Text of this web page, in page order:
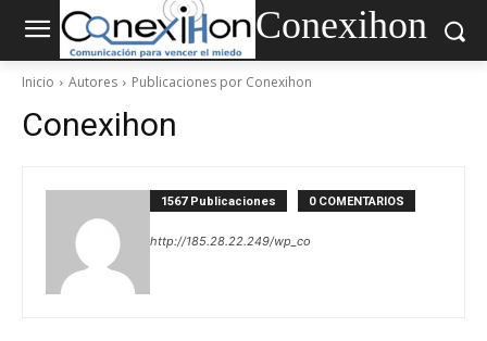
Conexihon
Inicio Autores Publicaciones por Conexihon
Conexihon
1567 Publicaciones 0 COMENTARIOS
http://185.28.22.249/wp_co